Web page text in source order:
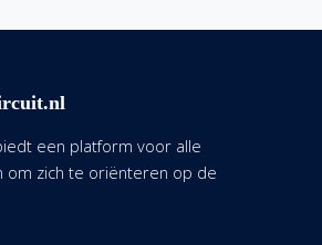
een platform voor alle
om zich te oriënteren op de